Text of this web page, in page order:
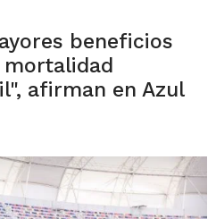
beneficios
afirman en Azul